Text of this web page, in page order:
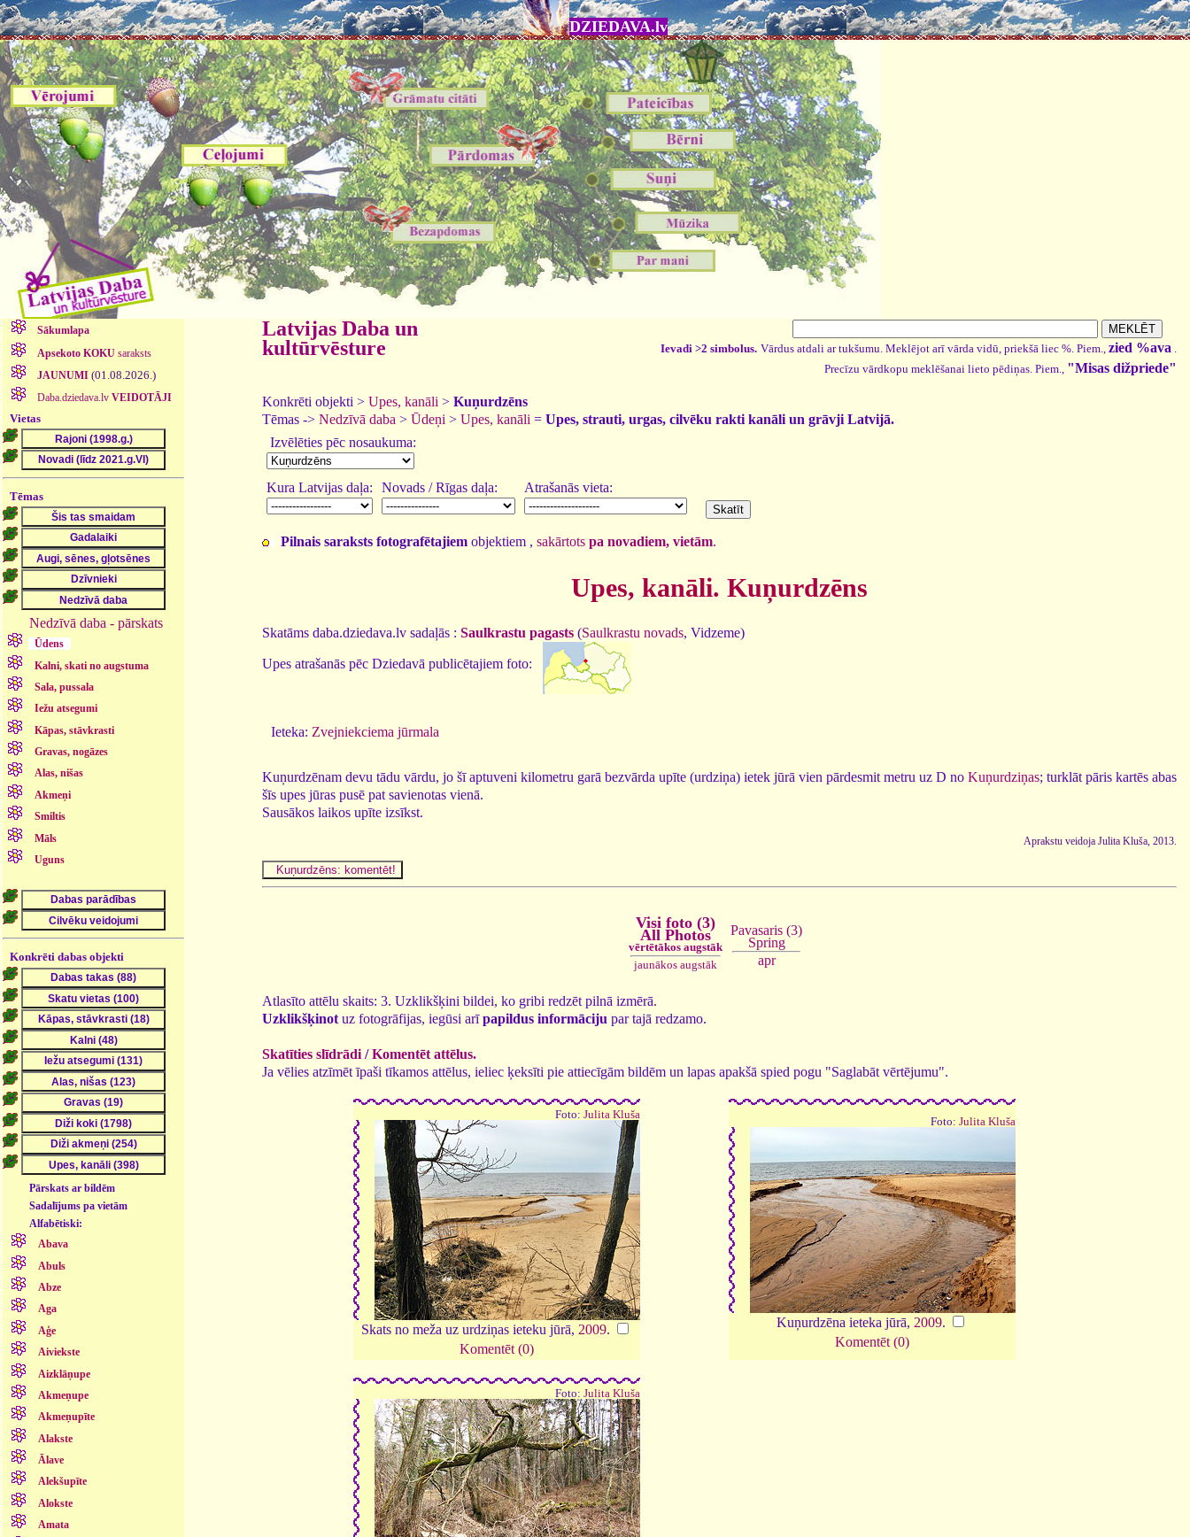
DZIEDAVA.lv
Sākumlapa
Apsekoto KOKUsaraksts
JAUNUMI (01.08.2026.)
Daba.dziedava.lv VEIDOTĀJI
Vietas
Tēmas
Nedzīvā daba - pārskats
Ūdens
Kalni, skati no augstuma
Sala, pussala
Iežu atsegumi
Kāpas, stāvkrasti
Gravas, nogāzes
Alas, nišas
Akmeņi
Smiltis
Māls
Uguns
Konkrēti dabas objekti
Pārskats ar bildēm
Sadalījums pa vietām
Alfabētiski:
Abava
Abuls
Abze
Aga
Aģe
Aiviekste
Aizklāņupe
Akmeņupe
Akmeņupīte
Alakste
Ālave
Alekšupīte
Alokste
Amata
Latvijas Daba un
kultūrvēsture
Ievadi >2 simbolus. Vārdus atdali ar tukšumu. Meklējot arī vārda vidū, priekšā liec %. Piem., zied %ava .
Precīzu vārdkopu meklēšanai lieto pēdiņas. Piem., "Misas dižpriede"
Konkrēti objekti > Upes, kanāli > Kuņurdzēns
Tēmas -> Nedzīvā daba > Ūdeņi > Upes, kanāli = Upes, strauti, urgas, cilvēku rakti kanāli un grāvji Latvijā.
Izvēlēties pēc nosaukuma:
Kura Latvijas daļa: Novads / Rīgas daļa: Atrašanās vieta:
Pilnais saraksts fotografētajiem objektiem , sakārtots pa novadiem, vietām.
Upes, kanāli. Kuņurdzēns
Skatāms daba.dziedava.lv sadaļās : Saulkrastu pagasts (Saulkrastu novads, Vidzeme)
Upes atrašanās pēc Dziedavā publicētajiem foto:
Ieteka: Zvejniekciema jūrmala
Kuņurdzēnam devu tādu vārdu, jo šī aptuveni kilometru garā bezvārda upīte (urdziņa) ietek jūrā vien pārdesmit metru uz D no Kuņurdziņas; turklāt pāris kartēs abas
šīs upes jūras pusē pat savienotas vienā.
Sausākos laikos upīte izsīkst.
Aprakstu veidoja Julita Kluša, 2013.
Visi foto (3)
All Photos
vērtētākos augstāk
jaunākos augstāk
Pavasaris (3)
Spring
apr
Atlasīto attēlu skaits: 3. Uzklikšķini bildei, ko gribi redzēt pilnā izmērā.
Uzklikšķinot uz fotogrāfijas, iegūsi arīpapildus informāciju par tajā redzamo.
Skatīties slīdrādi /Komentēt attēlus.
Ja vēlies atzīmēt īpaši tīkamos attēlus, ieliec ķeksīti pie attiecīgām bildēm un lapas apakšā spied pogu "Saglabāt vērtējumu".
Foto: Julita Kluša
Skats no meža uz urdziņas ieteku jūrā, 2009.
Komentēt (0)
Foto: Julita Kluša
Kuņurdzēna ieteka jūrā, 2009.
Komentēt (0)
Foto: Julita Kluša